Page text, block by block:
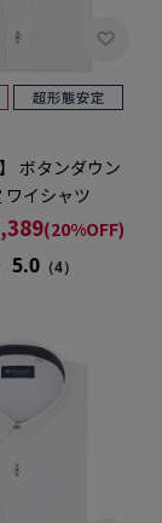
ボタンダウン
ワイシャツ
(20%OFF)
5.0 （4）